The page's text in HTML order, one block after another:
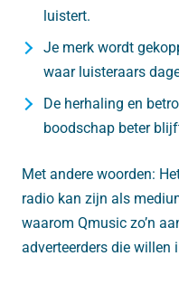
luistert.
Je merk wordt
waar luisteraars
De herhaling en
boodschap beter
Met andere woorden:
radio kan zijn als
waarom Qmusic zo’n
adverteerders die willen